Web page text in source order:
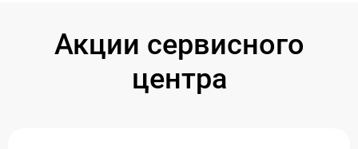
Акции сервисного
центра